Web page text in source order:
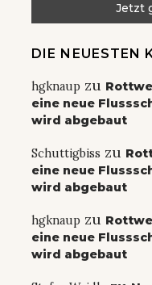
DIE NEUESTEN
hgknaup zu
eine neue
wird abgebaut
Schuttigbiss zu
eine neue
wird abgebaut
hgknaup zu
eine neue
wird abgebaut